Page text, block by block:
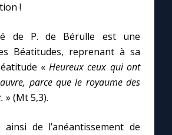
par Marie
prière
Marie
!
de P. de Bérulle est une
Béatitudes, reprenant à sa
«Heureux ceux qui ont
parce que le royaume des
» (Mt 5,3).
de l’anéantissement de